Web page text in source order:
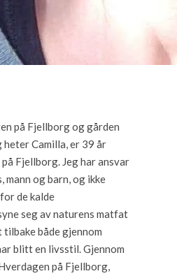
på Fjellborg og gården
heter Camilla, er 39 år
Fjellborg. Jeg har ansvar
mann og barn, og ikke
de kalde
seg av naturens matfat
både gjennom
blitt en livsstil. Gjennom
på Fjellborg,